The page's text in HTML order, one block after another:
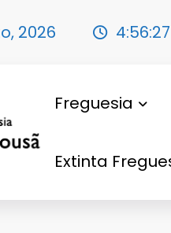
2026
Freguesia
Extinta